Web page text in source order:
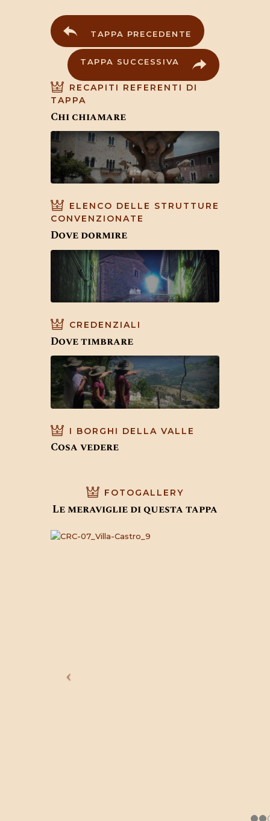
TAPPA PRECEDENTE
TAPPA SUCCESSIVA
RECAPITI REFERENTI DI
TAPPA
Chi chiamare
ELENCO DELLE STRUTTURE
CONVENZIONATE
Dove dormire
CREDENZIALI
Dove timbrare
I BORGHI DELLA VALLE
Cosa vedere
FOTOGALLERY
Le meraviglie di questa tappa